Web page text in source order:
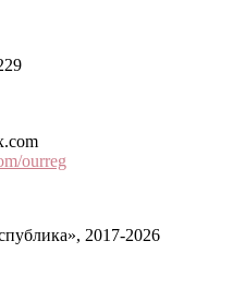
ourreg
2017-2026